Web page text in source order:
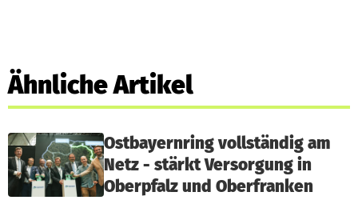
Ähnliche Artikel
Ostbayernring vollständig am
Netz - stärkt Versorgung in
Oberpfalz und Oberfranken